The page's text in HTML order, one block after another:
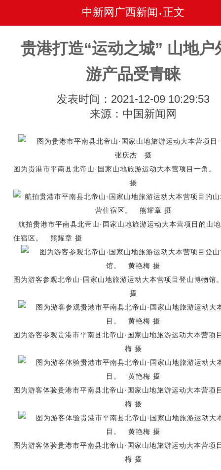
中新网广西新闻 • 正文
贵港打造“运动之城” 山地户
游产品受青睐
发表时间：2021-12-09 10:29:53
来源：中国新闻网
图为贵港市平南县北帝山·国家山地旅游运动大本营项目一
摄
航拍贵港市平南县北帝山·国家山地旅游运动大本营项目的山
住宿区。 熊耀章 摄
图为游客参观北帝山·国家山地旅游运动大本营项目登山博物
摄
图为游客参观贵港市平南县北帝山·国家山地旅游运动大本营
梅 摄
图为游客体验贵港市平南县北帝山·国家山地旅游运动大本营
梅 摄
图为游客体验贵港市平南县北帝山·国家山地旅游运动大本营
梅 摄